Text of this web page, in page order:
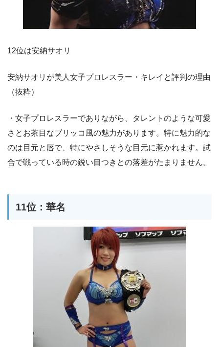
12位は安納サオリ
安納サオリが美人女子プロレスラー・キレイと評判の理由
（抜粋）
・女子プロレスラーでありながら、タレントのような可愛
さとお茶目なブリッコ風の魅力があります。特に魅力的な
のは目元と唇で、特にやさしそうな目元に惹かれます。試
合で戦っている時の鋭い目つきとの落差がたまりません。
11位：華名